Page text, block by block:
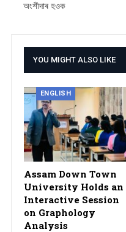
অংশীদাৰ হওক
YOU MIGHT ALSO LIKE
ENGLISH
Assam Down Town
University Holds an
Interactive Session
on Graphology
Analysis